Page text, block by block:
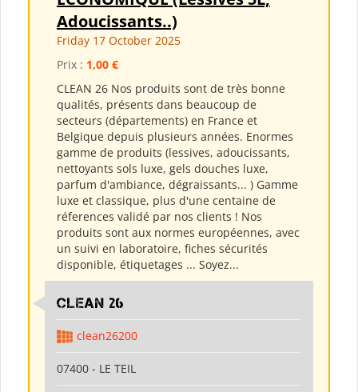
Adoucissants..)
Friday 17 October 2025
Prix : 1,00 €
CLEAN 26 Nos produits sont de très bonne
qualités, présents dans beaucoup de
secteurs (départements) en France et
Belgique depuis plusieurs années. Enormes
gamme de produits (lessives, adoucissants,
nettoyants sols luxe, gels douches luxe,
parfum d'ambiance, dégraissants... ) Gamme
luxe et classique, plus d'une centaine de
réferences validé par nos clients ! Nos
produits sont aux normes européennes, avec
un suivi en laboratoire, fiches sécurités
disponible, étiquetages ... Soyez...
clean 26
clean26200
07400 - LE TEIL